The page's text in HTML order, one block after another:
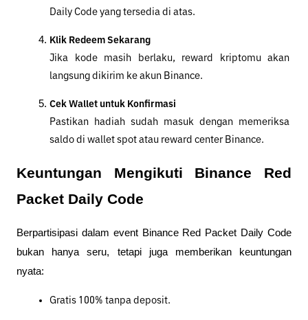
Daily Code yang tersedia di atas.
Klik Redeem Sekarang
Jika kode masih berlaku, reward kriptomu akan
langsung dikirim ke akun Binance.
Cek Wallet untuk Konfirmasi
Pastikan hadiah sudah masuk dengan memeriksa
saldo di wallet spot atau reward center Binance.
Keuntungan Mengikuti Binance Red
Packet Daily Code
Berpartisipasi dalam event Binance Red Packet Daily Code
bukan hanya seru, tetapi juga memberikan keuntungan
nyata:
Gratis 100% tanpa deposit.